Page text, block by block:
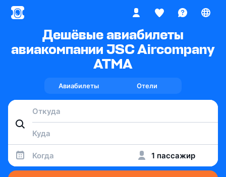
Дешёвые авиабилеты
авиакомпании JSC Aircompany
ATMA
Авиабилеты Отели
Когда 1 пассажир